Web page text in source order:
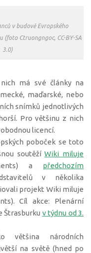
v budově Evropského
(foto Ctruongngoc, CC-BY-SA
3.0)
má své články na
maďarské, nebo
snímků jednotlivých
Pro většinu z nich
licencí.
poboček se toto
soutěžíWiki miluje
a předchozím
v několika
projekt Wiki miluje
Cíl akce: Plenární
Štrasburku v týdnu od 3.
většina národních
na světě (hned po